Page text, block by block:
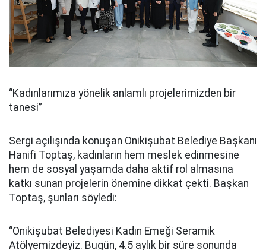
“Kadınlarımıza yönelik anlamlı projelerimizden bir
tanesi”
Sergi açılışında konuşan Onikişubat Belediye Başkanı
Hanifi Toptaş, kadınların hem meslek edinmesine
hem de sosyal yaşamda daha aktif rol almasına
katkı sunan projelerin önemine dikkat çekti. Başkan
Toptaş, şunları söyledi:
“Onikişubat Belediyesi Kadın Emeği Seramik
Atölyemizdeyiz. Bugün, 4.5 aylık bir süre sonunda